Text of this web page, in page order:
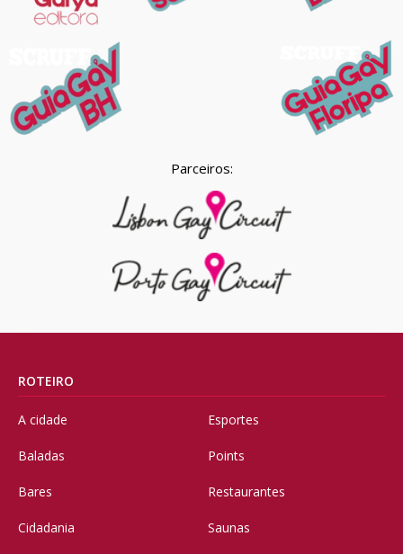
Parceiros:
ROTEIRO
A cidade
Baladas
Bares
Cidadania
Esportes
Points
Restaurantes
Saunas